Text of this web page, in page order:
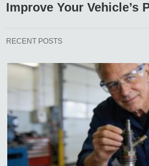
Improve Your Vehicle’s
RECENT POSTS